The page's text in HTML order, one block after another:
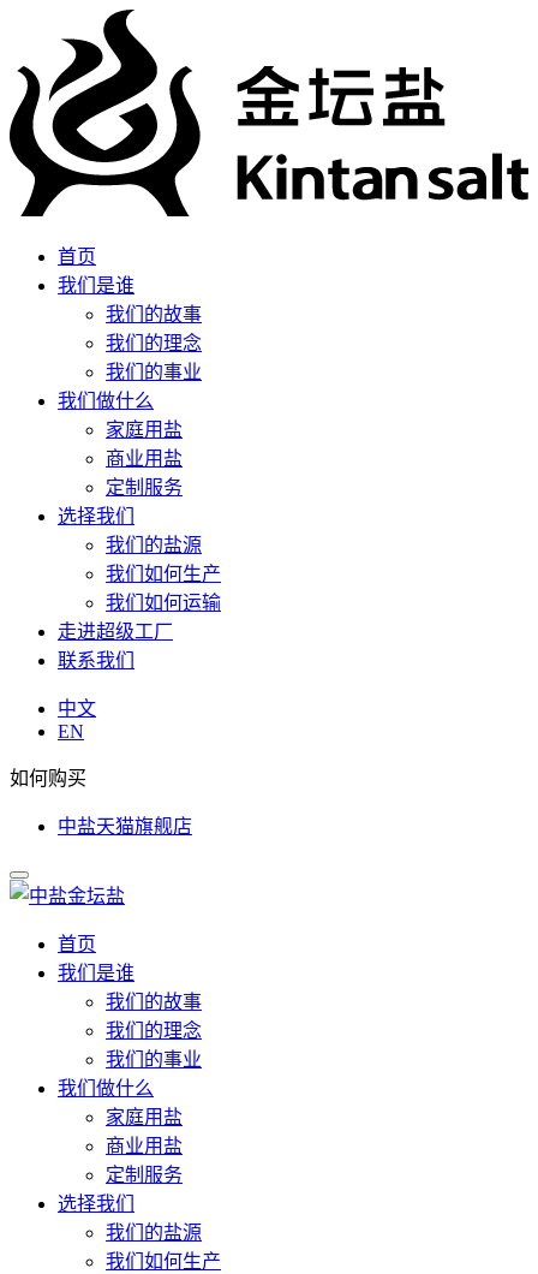
首页
我们是谁
我们的故事
我们的理念
我们的事业
我们做什么
家庭用盐
商业用盐
定制服务
选择我们
我们的盐源
我们如何生产
我们如何运输
走进超级工厂
联系我们
中文
EN
如何购买
中盐天猫旗舰店
首页
我们是谁
我们的故事
我们的理念
我们的事业
我们做什么
家庭用盐
商业用盐
定制服务
选择我们
我们的盐源
我们如何生产